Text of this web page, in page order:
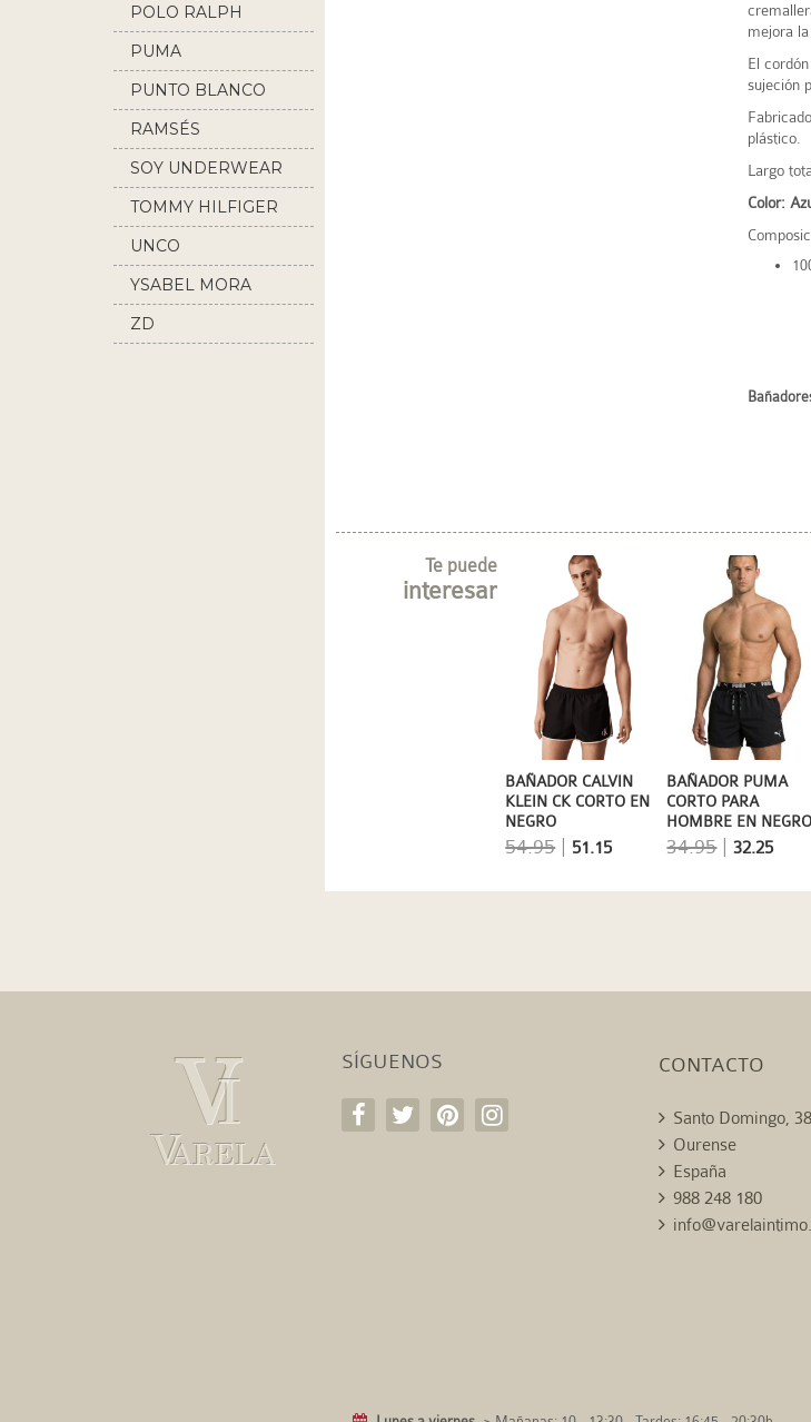
POLO RALPH
LAUREN
PUMA
PUNTO BLANCO
RAMSÉS
SOY UNDERWEAR
TOMMY HILFIGER
UNCO
YSABEL MORA
ZD
mejora la
El
sujeción
plástico.
Largo
Color:
BAÑADOR PUMA
CORTO PARA
HOMBRE EN NEGRO
34.95|32.25
BAÑADOR CALVIN
KLEIN CK CORTO EN
NEGRO
54.95| 51.15
Te puede
interesar
SÍGUENOS CONTACTO
Santo Domingo, 38
Ourense
España
988 248 180